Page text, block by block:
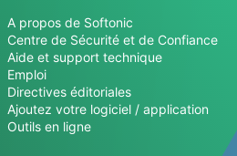
A propos de Softonic
Centre de Sécurité et de Confiance
Aide et support technique
Emploi
Directives éditoriales
Ajoutez votre logiciel / application
Outils en ligne